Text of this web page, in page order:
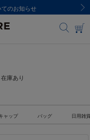
のお知らせ
在庫あり
ャップ バッグ 日用雑